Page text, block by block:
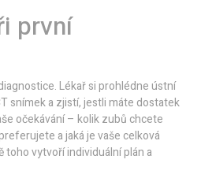
první
Lékař si prohlédne ústní
snímek a zjistí, jestli máte dostatek
očekávání – kolik zubů chcete
a jaká je vaše celková
toho vytvoří individuální plán a